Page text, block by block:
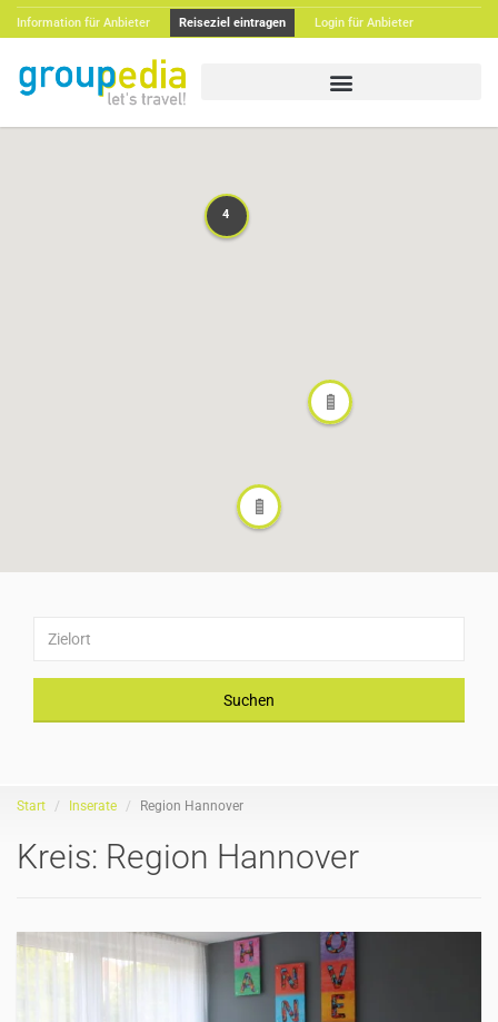
Information für Anbieter Reiseziel eintragen Login für Anbieter
44
Suchen
Start Inserate Region Hannover
Kreis: Region Hannover